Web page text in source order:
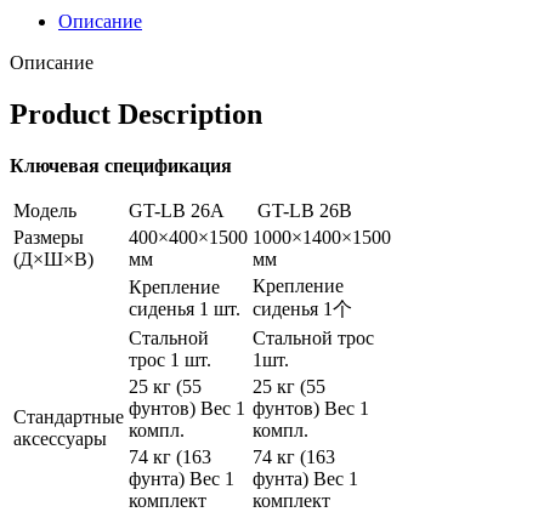
Описание
Описание
Product Description
Ключевая спецификация
Модель GT-LB 26А
GT-LB 26B
Размеры
(Д×Ш×В)
400×400×1500
мм
1000×1400×1500
мм
Стандартные
аксессуары
Крепление
сиденья 1 шт.
Крепление
сиденья 1个
Стальной
трос 1 шт.
Стальной трос
1шт.
25 кг (55
фунтов) Вес 1
компл.
25 кг (55
фунтов) Вес 1
компл.
74 кг (163
фунта) Вес 1
комплект
74 кг (163
фунта) Вес 1
комплект